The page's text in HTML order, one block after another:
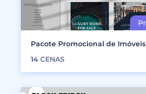
Pacote Promocional de Imóveis
14 CENAS